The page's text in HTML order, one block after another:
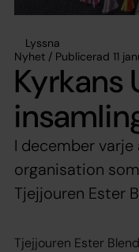
Lyssna
Nyhet / Publicerad 11
Kyrkans
I december varje
organisation
Tjejjouren Ester
Tjejjouren Ester